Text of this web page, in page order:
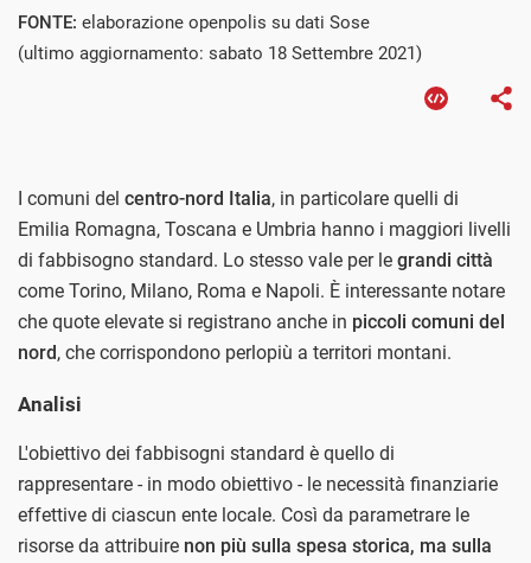
FONTE: elaborazione openpolis su dati Sose
(ultimo aggiornamento: sabato 18 Settembre 2021)
I comuni del centro-nord Italia, in particolare quelli di
Emilia Romagna, Toscana e Umbria hanno i maggiori livelli
di fabbisogno standard. Lo stesso vale per le grandi città
come Torino, Milano, Roma e Napoli. È interessante notare
che quote elevate si registrano anche in piccoli comuni del
nord, che corrispondono perlopiù a territori montani.
Analisi
L'obiettivo dei fabbisogni standard è quello di
rappresentare - in modo obiettivo - le necessità finanziarie
effettive di ciascun ente locale. Così da parametrare le
risorse da attribuire non più sulla spesa storica, ma sulla